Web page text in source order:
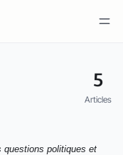
5
Articles
politiques et